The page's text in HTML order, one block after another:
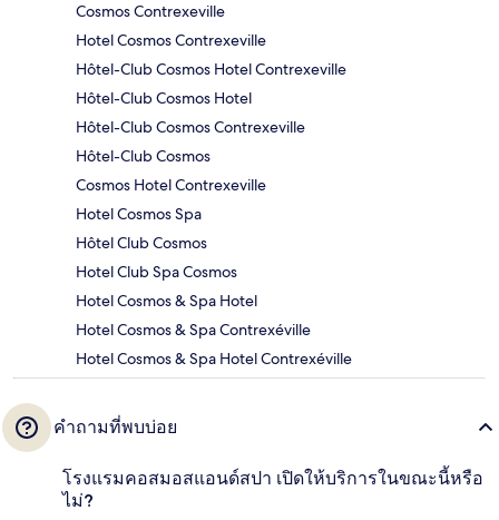
Cosmos Contrexeville
Hotel Cosmos Contrexeville
Hôtel-Club Cosmos Hotel Contrexeville
Hôtel-Club Cosmos Hotel
Hôtel-Club Cosmos Contrexeville
Hôtel-Club Cosmos
Cosmos Hotel Contrexeville
Hotel Cosmos Spa
Hôtel Club Cosmos
Hotel Club Spa Cosmos
Hotel Cosmos & Spa Hotel
Hotel Cosmos & Spa Contrexéville
Hotel Cosmos & Spa Hotel Contrexéville
คำถามที่พบบ่อย
โรงแรมคอสมอสแอนด์สปา เปิดให้บริการในขณะนี้หรือ
ไม่?